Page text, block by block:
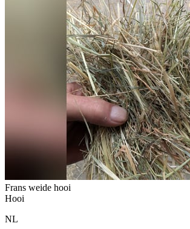
Frans weide hooi
Hooi
NL